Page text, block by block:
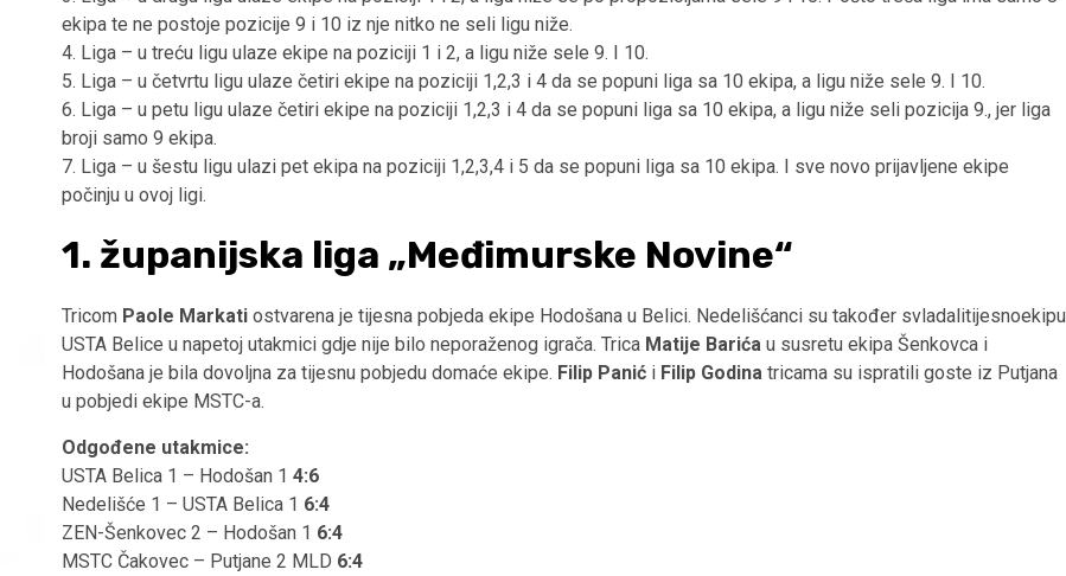
ekipa te ne postoje pozicije 9 i 10 iz nje nitko ne seli ligu niže.
4. Liga – u treću ligu ulaze ekipe na poziciji 1 i 2, a ligu niže sele 9. I 10.
5. Liga – u četvrtu ligu ulaze četiri ekipe na poziciji 1,2,3 i 4 da se popuni liga sa 10 ekipa, a ligu niže sele 9. I 10.
6. Liga – u petu ligu ulaze četiri ekipe na poziciji 1,2,3 i 4 da se popuni liga sa 10 ekipa, a ligu niže seli pozicija 9., jer liga
broji samo 9 ekipa.
7. Liga – u šestu ligu ulazi pet ekipa na poziciji 1,2,3,4 i 5 da se popuni liga sa 10 ekipa. I sve novo prijavljene ekipe
počinju u ovoj ligi.
1. županijska liga „Međimurske Novine“
Tricom Paole Markati ostvarena je tijesna pobjeda ekipe Hodošana u Belici. Nedelišćanci su također svladalitijesnoekipu
USTA Belice u napetoj utakmici gdje nije bilo neporaženog igrača. Trica Matije Barića u susretu ekipa Šenkovca i
Hodošana je bila dovoljna za tijesnu pobjedu domaće ekipe. Filip Panić i Filip Godina tricama su ispratili goste iz Putjana
u pobjedi ekipe MSTC-a.
Odgođene utakmice:
USTA Belica 1 – Hodošan 1 4:6
Nedelišće 1 – USTA Belica 1 6:4
ZEN-Šenkovec 2 – Hodošan 1 6:4
MSTC Čakovec – Putjane 2 MLD 6:4